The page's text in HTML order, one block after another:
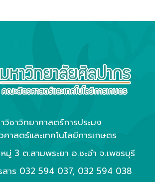
วิชาวิทยาศาสตร์การประมง
าสตร์และเทคโนโลยีการเกษตร
มู่ 3 ต.สามพระยา อ.ชะอำ จ.เพชรบุรี
าร 032 594 037, 032 594 038